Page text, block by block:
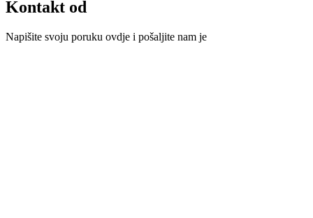
Kontakt od
Napišite svoju poruku ovdje i pošaljite nam je